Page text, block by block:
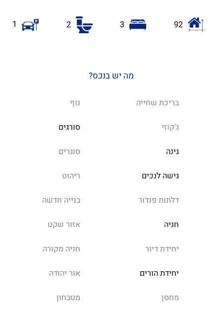
92
3
2
1
מה יש בנכס?
בריכת שחייה נוף
ג'קוזי סורגים
גינה סוגרים
גישה לנכים ריהוט
דלתות פנדור בנייה חדשה
חניה אזור שקט
יחידת דיור חניה מקורה
יחידת הורים אור יהודה
מחסן מטבחון